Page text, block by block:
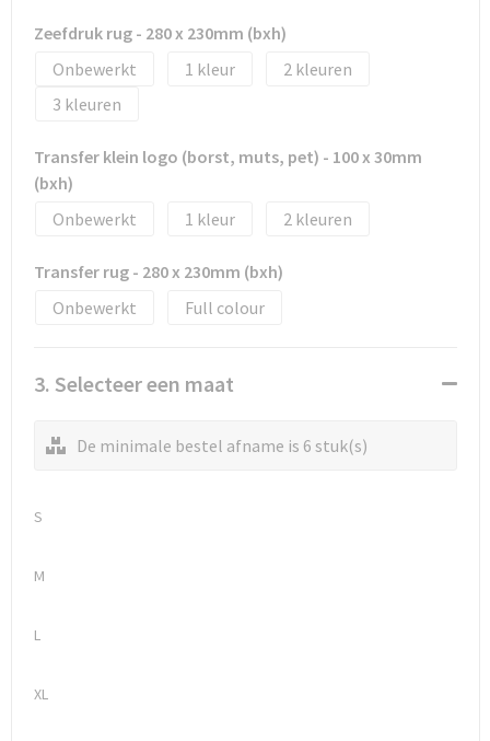
Zeefdruk rug - 280 x 230mm (bxh)
Onbewerkt
1
2
3
Transfer klein logo (borst, muts, pet) - 100 x 30mm
(bxh)
Onbewerkt
1 2
Transfer rug - 280 x 230mm (bxh)
Onbewerkt
Full colour
3. Selecteer een maat
De minimale bestel afname is 6 stuk(s)
S
M
L
XL